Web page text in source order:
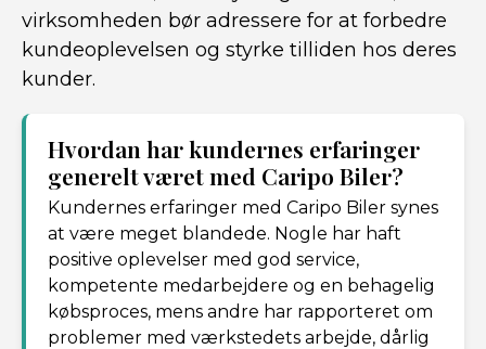
virksomheden bør adressere for at forbedre
kundeoplevelsen og styrke tilliden hos deres
kunder.
Hvordan har kundernes erfaringer
generelt været med Caripo Biler?
Kundernes erfaringer med Caripo Biler synes
at være meget blandede. Nogle har haft
positive oplevelser med god service,
kompetente medarbejdere og en behagelig
købsproces, mens andre har rapporteret om
problemer med værkstedets arbejde, dårlig